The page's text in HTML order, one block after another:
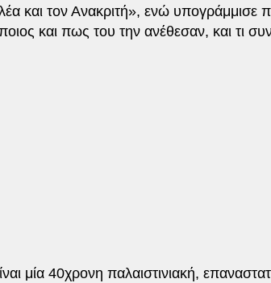
και τον Ανακριτή», ενώ υπογράμμισε
και πως του την ανέθεσαν, και τι
μία 40χρονη παλαιστινιακή,